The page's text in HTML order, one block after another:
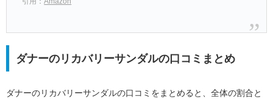
ダナーのリカバリーサンダルの口コミまとめ
ダナーのリカバリーサンダルの口コミをまとめると、全体の割合と